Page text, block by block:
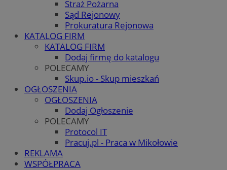
Straż Pożarna
Sąd Rejonowy
Prokuratura Rejonowa
KATALOG FIRM
KATALOG FIRM
Dodaj firmę do katalogu
POLECAMY
Skup.io - Skup mieszkań
OGŁOSZENIA
OGŁOSZENIA
Dodaj Ogłoszenie
POLECAMY
Protocol IT
Pracuj.pl - Praca w Mikołowie
REKLAMA
WSPÓŁPRACA